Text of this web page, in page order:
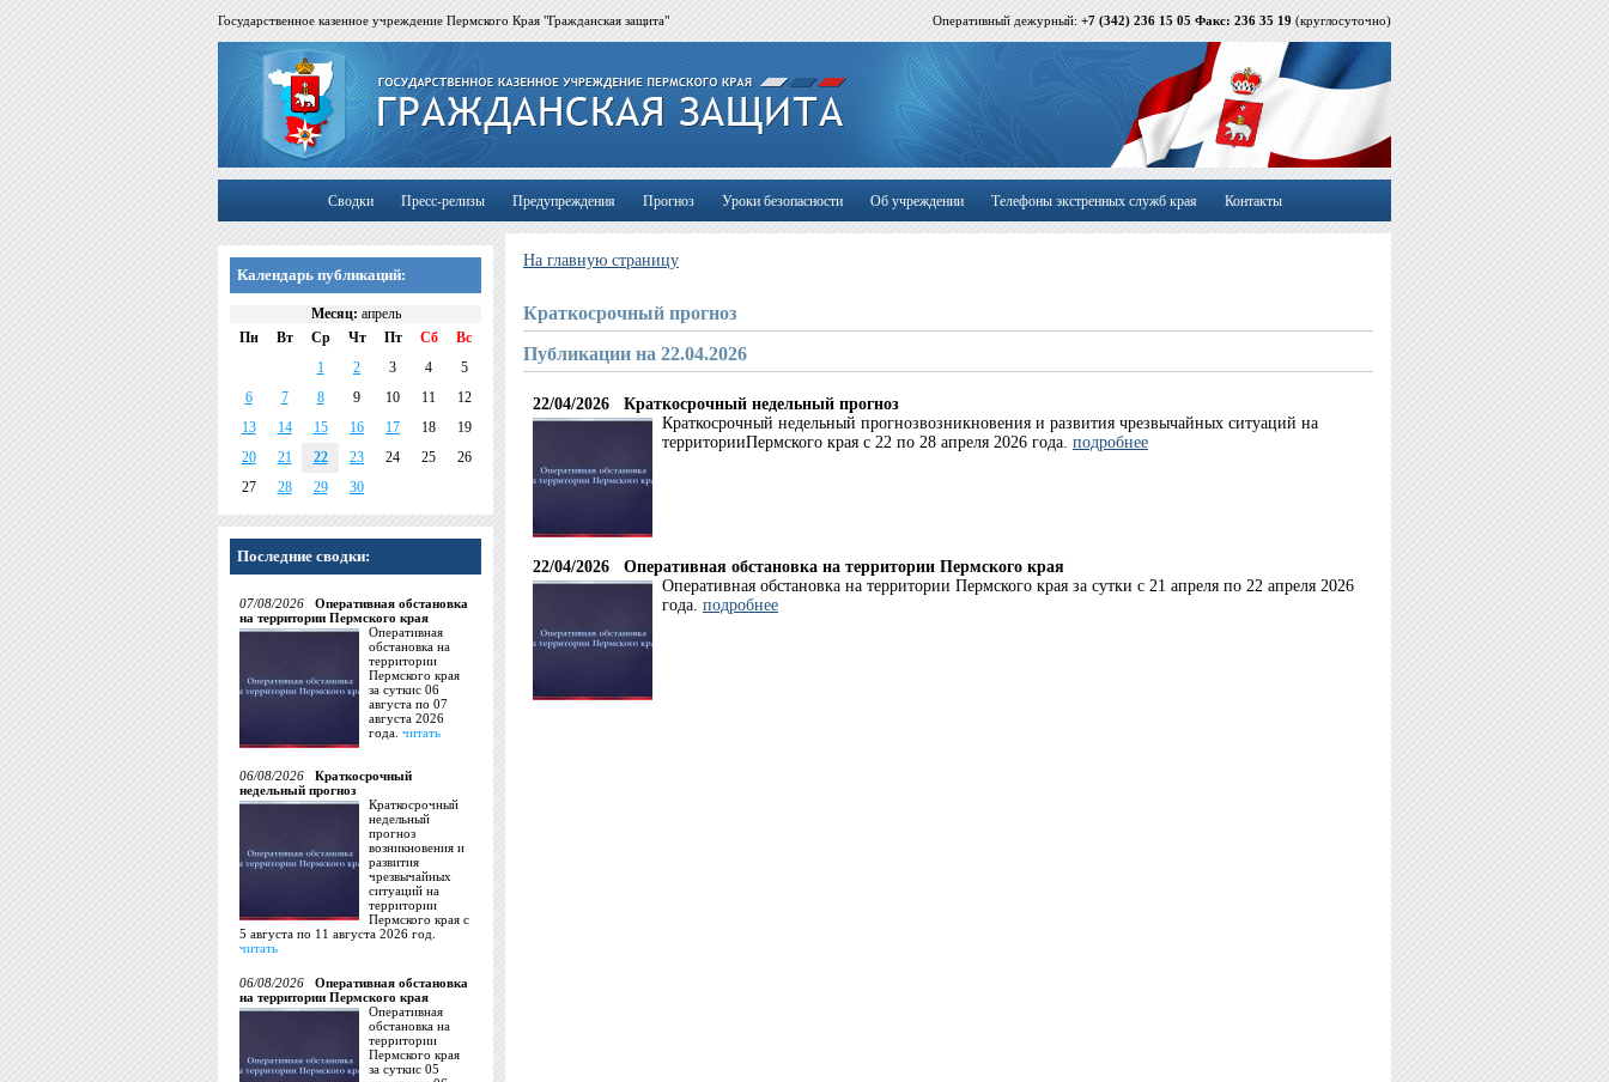
Государственное казенное учреждение Пермского Края "Гражданская защита" Оперативный дежурный: +7 (342) 236 15 05 Факс: 236 35 19 (круглосуточно)
Сводки Пресс-релизы Предупреждения Прогноз Уроки безопасности Об учреждении Телефоны экстренных служб края Контакты
Календарь публикаций:
Месяц: апрель
Пн
Вт Ср Чт Пт Сб
Вс
1
2 3 4
5
6
7 8 9 10 11
12
13
14 15 16 17 18
19
20
21 22 23 24 25
26
27
28 29 30
Последние сводки:
07/08/2026
Оперативная обстановка
на территории Пермского края
Оперативная
обстановка на
территории
Пермского края
за суткис 06
августа по 07
августа 2026
года. читать
06/08/2026
Краткосрочный
недельный прогноз
Краткосрочный
недельный
прогноз
возникновения и
развития
чрезвычайных
ситуаций на
территории
Пермского края с
5 августа по 11 августа 2026 год.
читать
06/08/2026
Оперативная обстановка
на территории Пермского края
Оперативная
обстановка на
территории
Пермского края
за суткис 05
На главную страницу
Краткосрочный прогноз
Публикации на 22.04.2026
22/04/2026
Краткосрочный недельный прогноз
Краткосрочный недельный прогнозвозникновения и развития чрезвычайных ситуаций на
территорииПермского края с 22 по 28 апреля 2026 года. подробнее
22/04/2026
Оперативная обстановка на территории Пермского края
Оперативная обстановка на территории Пермского края за сутки с 21 апреля по 22 апреля 2026
года. подробнее